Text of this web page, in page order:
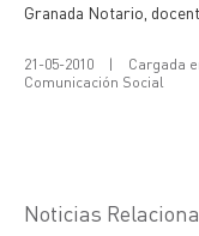
Granada Notario,
21-05-2010 | Cargada
Comunicación Social
Noticias